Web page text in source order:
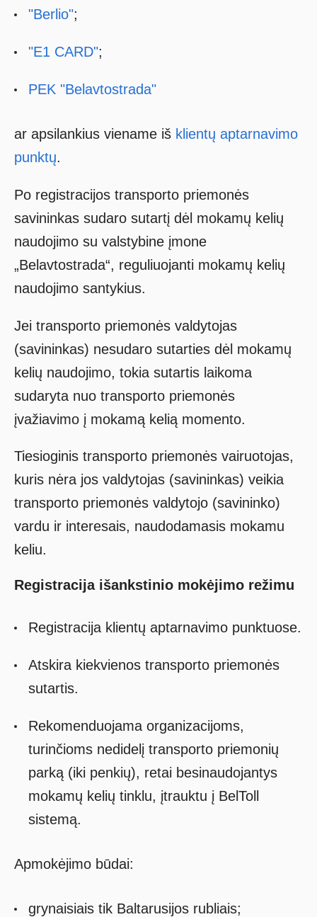
"Berlio";
"Е1 CARD";
PEK "Belavtostrada"
ar apsilankius viename iš klientų aptarnavimo
punktų.
Po registracijos transporto priemonės
savininkas sudaro sutartį dėl mokamų kelių
naudojimo su valstybine įmone
„Belavtostrada“, reguliuojanti mokamų kelių
naudojimo santykius.
Jei transporto priemonės valdytojas
(savininkas) nesudaro sutarties dėl mokamų
kelių naudojimo, tokia sutartis laikoma
sudaryta nuo transporto priemonės
įvažiavimo į mokamą kelią momento.
Tiesioginis transporto priemonės vairuotojas,
kuris nėra jos valdytojas (savininkas) veikia
transporto priemonės valdytojo (savininko)
vardu ir interesais, naudodamasis mokamu
keliu.
Registracija išankstinio mokėjimo režimu
Registracija klientų aptarnavimo punktuose.
Atskira kiekvienos transporto priemonės
sutartis.
Rekomenduojama organizacijoms,
turinčioms nedidelį transporto priemonių
parką (iki penkių), retai besinaudojantys
mokamų kelių tinklu, įtrauktu į BelToll
sistemą.
Apmokėjimo būdai:
grynaisiais tik Baltarusijos rubliais;